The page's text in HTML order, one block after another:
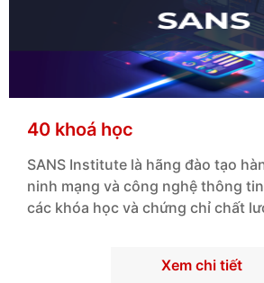
40 khoá học
SANS Institute là hãng đào tạo
ninh mạng và công nghệ thông
các khóa học và chứng chỉ chất
Xem chi tiết